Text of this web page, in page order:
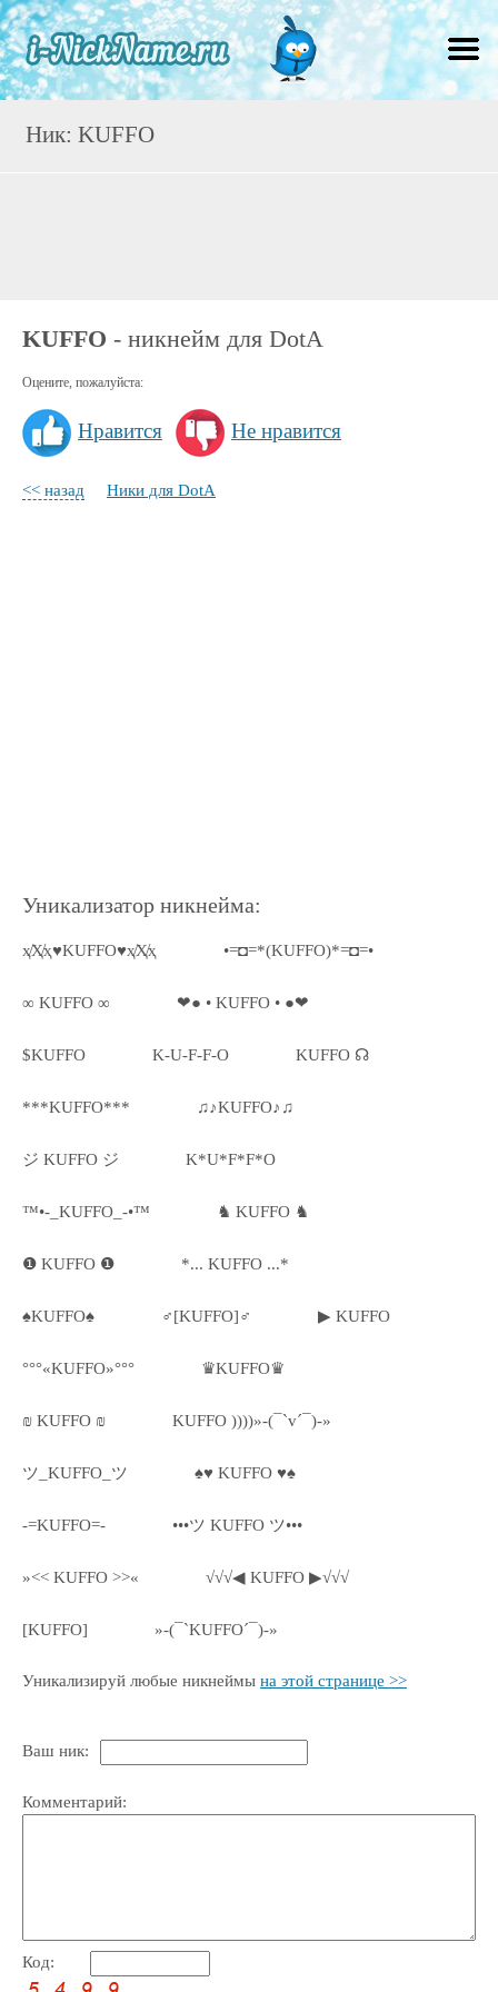
Ник: KUFFO
KUFFO - никнейм для DotA
Оцените, пожалуйста:
Нравится Не нравится
<< назад Ники для DotA
Уникализатор никнейма:
ҳ̸Ҳ̸ҳ♥KUFFO♥ҳ̸Ҳ̸ҳ •=◘=*(KUFFO)*=◘=•
∞ KUFFO ∞ ❤● • KUFFO • ●❤
$KUFFO K-U-F-F-O KUFFO ☊
***KUFFO*** ♫♪KUFFO♪♫
ジ KUFFO ジ K*U*F*F*O
™•-_KUFFO_-•™ ♞ KUFFO ♞
❶ KUFFO ❶ *... KUFFO ...*
♠KUFFO♠ ♂[KUFFO]♂ ▶ KUFFO
°°°«KUFFO»°°° ♛KUFFO♛
₪ KUFFO ₪ KUFFO ))))»-(¯`v´¯)-»
ツ_KUFFO_ツ ♠♥ KUFFO ♥♠
-=KUFFO=- •••ツ KUFFO ツ•••
»<< KUFFO >>« √√√◀ KUFFO ▶√√√
[KUFFO] »-(¯`KUFFO´¯)-»
Уникализируй любые никнеймы на этой странице >>
Ваш ник:
Комментарий:
Код: